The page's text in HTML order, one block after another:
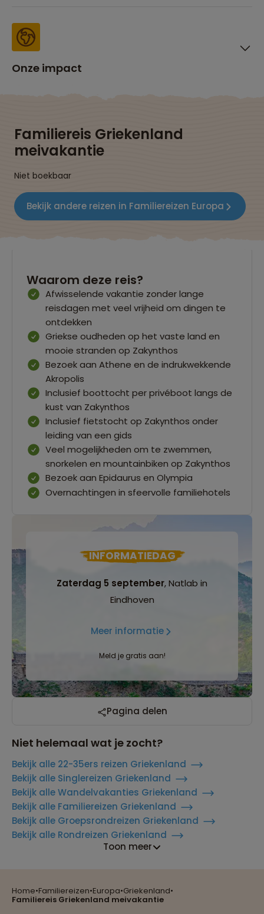
Home•Familiereizen•Europa•Griekenland•
Familiereis Griekenland meivakantie
Onze impact
Familiereis Griekenland
meivakantie
Niet boekbaar
Bekijk andere reizen in Familiereizen Europa
Waarom deze reis?
Afwisselende vakantie zonder lange
reisdagen met veel vrijheid om dingen te
ontdekken
Griekse oudheden op het vaste land en
mooie stranden op Zakynthos
Bezoek aan Athene en de indrukwekkende
Akropolis
Inclusief boottocht per privéboot langs de
kust van Zakynthos
Inclusief fietstocht op Zakynthos onder
leiding van een gids
Veel mogelijkheden om te zwemmen,
snorkelen en mountainbiken op Zakynthos
Bezoek aan Epidaurus en Olympia
Overnachtingen in sfeervolle familiehotels
INFORMATIEDAG
Zaterdag 5 september, Natlab in
Eindhoven
Meer informatie
Meld je gratis aan!
Pagina delen
Niet helemaal wat je zocht?
Bekijk alle 22-35ers reizen Griekenland
Bekijk alle Singlereizen Griekenland
Bekijk alle Wandelvakanties Griekenland
Bekijk alle Familiereizen Griekenland
Bekijk alle Groepsrondreizen Griekenland
Bekijk alle Rondreizen Griekenland
Toon meer
Reizen met oog voor mens, cultuur en milieu